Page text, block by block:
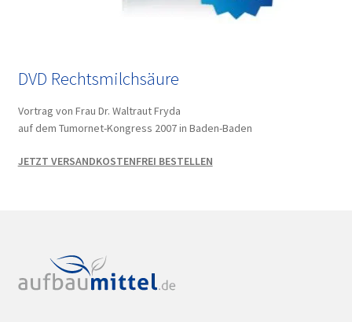
DVD Rechtsmilchsäure
Vortrag von Frau Dr. Waltraut Fryda
auf dem Tumornet-Kongress 2007 in Baden-Baden
JETZT VERSANDKOSTENFREI BESTELLEN